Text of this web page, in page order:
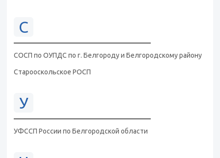
С
СОСП по ОУПДС по г. Белгороду и Белгородскому району
Старооскольское РОСП
У
УФССП России по Белгородской области